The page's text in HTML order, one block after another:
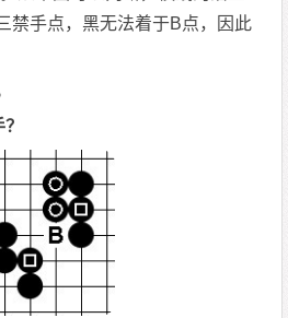
禁手点，黑无法着于B点，因此